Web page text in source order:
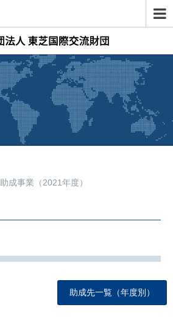
助成事業（2021年度）
助成先一覧（年度別）